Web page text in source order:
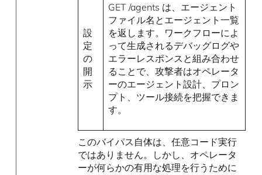
設
定
の
開
示
GET /agents は、エージェント
ファイル名とエージェント一覧
を返します。ワークフローによ
って生成されるデバッグログや
エラーレスポンスと組み合わせ
ることで、攻撃者はオペレータ
ーのエージェント設計、プロン
プト、ツール接続を把握できま
す。
このバイパス自体は、任意コード実行
ではありません。しかし、オペレータ
ーが何らかの有用な処理を行うために